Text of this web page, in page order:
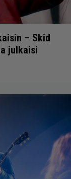
– Skid
julkaisi